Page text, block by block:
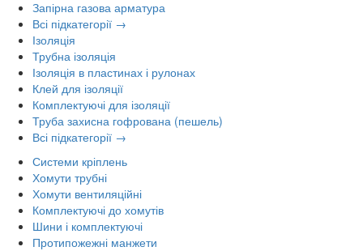
Запірна газова арматура
Всі підкатегорії →
Ізоляція
Трубна ізоляція
Ізоляція в пластинах і рулонах
Клей для ізоляції
Комплектуючі для ізоляції
Труба захисна гофрована (пешель)
Всі підкатегорії →
Системи кріплень
Хомути трубні
Хомути вентиляційні
Комплектуючі до хомутів
Шини і комплектуючі
Протипожежні манжети